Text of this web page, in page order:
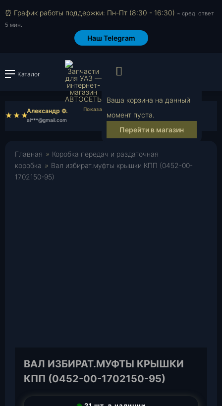
⏰ График работы поддержки: Пн-Пт (8:30 - 16:30) ~ сред. ответ
5 мин.
Наш Telegram
Каталог Войти или
Ваша корзина на данный
момент пуста.
Перейти в магазин
Александр Ф.
al***@gmail.com ol***@mail.ru
Главная » Коробка передач и раздаточная
коробка » Вал избират.муфты крышки КПП (0452-00-
1702150-95)
ВАЛ ИЗБИРАТ.МУФТЫ КРЫШКИ
КПП (0452-00-1702150-95)